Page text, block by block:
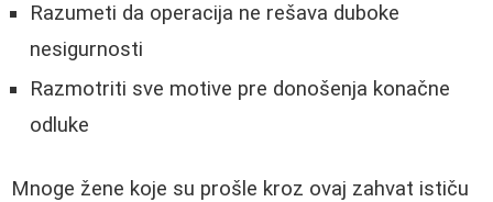
Razumeti da operacija ne rešava duboke
nesigurnosti
Razmotriti sve motive pre donošenja konačne
odluke
Mnoge žene koje su prošle kroz ovaj zahvat ističu